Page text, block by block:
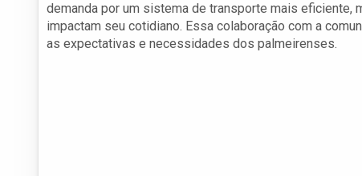
demanda por um sistema de transporte mais eficiente,
impactam seu cotidiano. Essa colaboração com a
as expectativas e necessidades dos palmeirenses.